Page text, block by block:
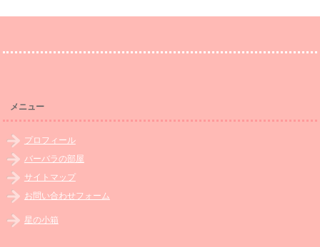
メニュー
プロフィール
バーバラの部屋
サイトマップ
お問い合わせフォーム
星の小箱